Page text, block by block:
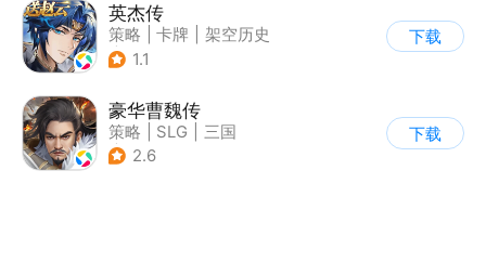
英杰传
策略 卡牌
架空历史
| 中国风
1.1
下载
豪华曹魏传
策略 SLG
三国
| 剧情
2.6
下载